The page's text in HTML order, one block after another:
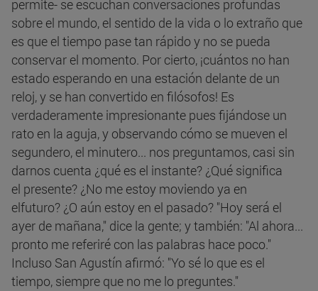
permite- se escuchan conversaciones profundas
sobre el mundo, el sentido de la vida o lo extraño que
es que el tiempo pase tan rápido y no se pueda
conservar el momento. Por cierto, ¡cuántos no han
estado esperando en una estación delante de un
reloj, y se han convertido en filósofos! Es
verdaderamente impresionante pues fijándose un
rato en la aguja, y observando cómo se mueven el
segundero, el minutero... nos preguntamos, casi sin
darnos cuenta ¿qué es el instante? ¿Qué significa
el presente? ¿No me estoy moviendo ya en
elfuturo? ¿O aún estoy en el pasado? "Hoy será el
ayer de mañana," dice la gente; y también: "Al ahora...
pronto me referiré con las palabras hace poco."
Incluso San Agustín afirmó: "Yo sé lo que es el
tiempo, siempre que no me lo preguntes."